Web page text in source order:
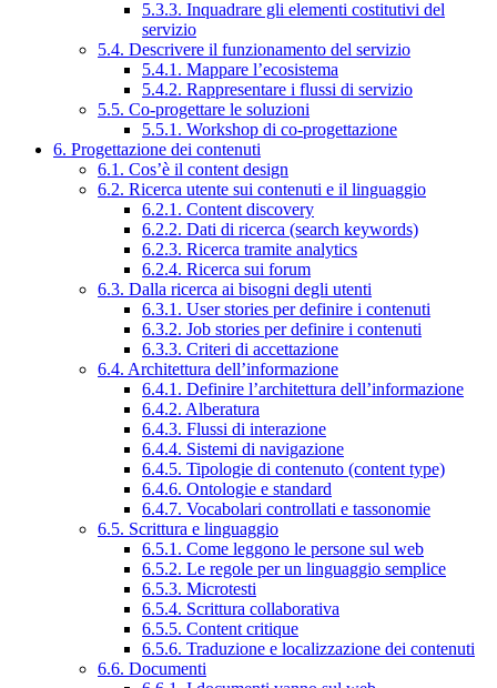
5.3.3. Inquadrare gli elementi costitutivi del
servizio
5.4. Descrivere il funzionamento del servizio
5.4.1. Mappare l’ecosistema
5.4.2. Rappresentare i flussi di servizio
5.5. Co-progettare le soluzioni
5.5.1. Workshop di co-progettazione
6. Progettazione dei contenuti
6.1. Cos’è il content design
6.2. Ricerca utente sui contenuti e il linguaggio
6.2.1. Content discovery
6.2.2. Dati di ricerca (search keywords)
6.2.3. Ricerca tramite analytics
6.2.4. Ricerca sui forum
6.3. Dalla ricerca ai bisogni degli utenti
6.3.1. User stories per definire i contenuti
6.3.2. Job stories per definire i contenuti
6.3.3. Criteri di accettazione
6.4. Architettura dell’informazione
6.4.1. Definire l’architettura dell’informazione
6.4.2. Alberatura
6.4.3. Flussi di interazione
6.4.4. Sistemi di navigazione
6.4.5. Tipologie di contenuto (content type)
6.4.6. Ontologie e standard
6.4.7. Vocabolari controllati e tassonomie
6.5. Scrittura e linguaggio
6.5.1. Come leggono le persone sul web
6.5.2. Le regole per un linguaggio semplice
6.5.3. Microtesti
6.5.4. Scrittura collaborativa
6.5.5. Content critique
6.5.6. Traduzione e localizzazione dei contenuti
6.6. Documenti